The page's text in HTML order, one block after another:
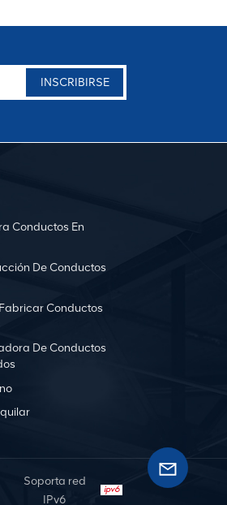
Conductos En
De Conductos
Conductos
De Conductos
Soporta red
IPv6